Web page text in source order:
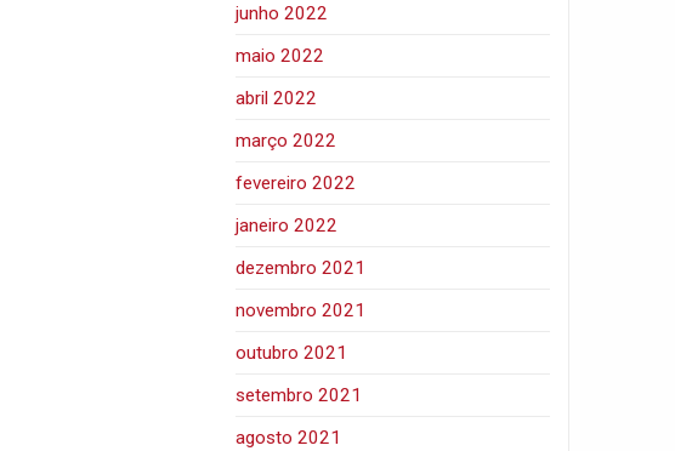
junho 2022
maio 2022
abril 2022
março 2022
fevereiro 2022
janeiro 2022
dezembro 2021
novembro 2021
outubro 2021
setembro 2021
agosto 2021